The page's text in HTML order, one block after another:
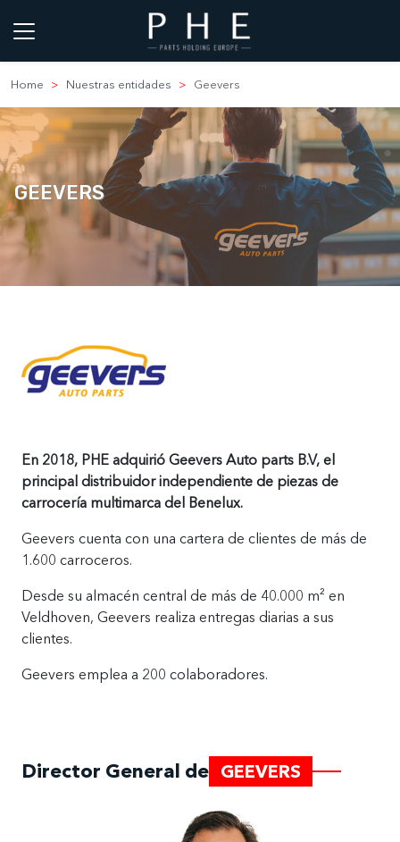
Home Nuestras entidades Geevers
GEEVERS
En 2018, PHE adquirió Geevers Auto parts B.V, el
principal distribuidor independiente de piezas de
carrocería multimarca del Benelux.
Geevers cuenta con una cartera de clientes de más de
1.600 carroceros.
Desde su almacén central de más de 40.000 m² en
Veldhoven, Geevers realiza entregas diarias a sus
clientes.
Geevers emplea a 200 colaboradores.
Director General de GEEVERS